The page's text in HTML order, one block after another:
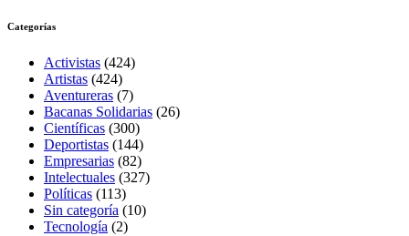
Categorías
Activistas (424)
Artistas (424)
Aventureras (7)
Bacanas Solidarias (26)
Científicas (300)
Deportistas (144)
Empresarias (82)
Intelectuales (327)
Políticas (113)
Sin categoría (10)
Tecnología (2)